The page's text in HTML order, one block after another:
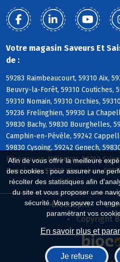
Afin de vous offrir la meilleure
des cookies : pour assurer une
récolter des statistiques afin
du site et vous proposer une
sécurité. Vous pouvez
paramétrant vos
En savoir plus et
Je refuse
Votre magasin Saveurs Et
de :
59283 Raimbeaucourt, 59310 Aix,
Beuvry-la-Forêt, 59310 Coutiches,
59310 Nomain, 59310 Orchies,
59236 Frelinghien, 59930 La
59830 Bachy, 59830 Bourghelles,
Camphin-en-Pévèle, 59242
59830 Cysoing, 59242 Genech,
Péronne-en-Mélantois, 59262
Templeuve, 59830 Wannehain,
Biocoop.fr
Le
Copyright